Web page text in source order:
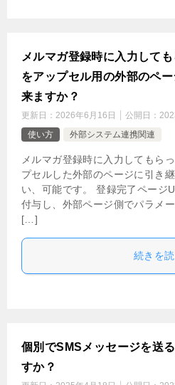
メルマガ登録時に入力して
をアップセル用の外部のペ
来ますか？
更新日： 2026年6月16日 公開日：
使い方
外部システム連携関連
メルマガ登録時に入力してもら
プセルした外部のページに引き
い、可能です。 登録完了ページ
付与し、外部ページ側でパラメ
[…]
続きを
個別でSMSメッセージを送
すか？